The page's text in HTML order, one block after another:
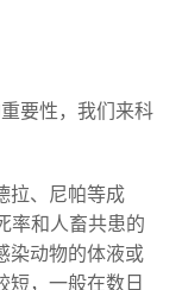
要性，我们来科
拉、尼帕等成
率和人畜共患的
染动物的体液或
短，一般在数日